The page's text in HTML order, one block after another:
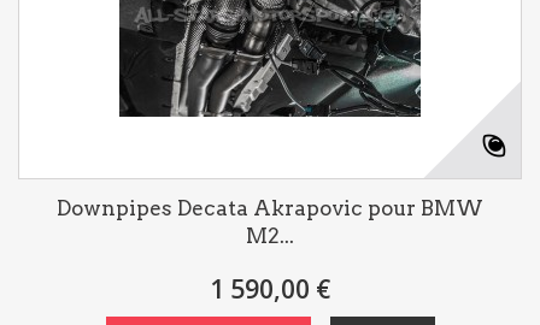
Downpipes Decata Akrapovic pour BMW
M2...
1 590,00 €